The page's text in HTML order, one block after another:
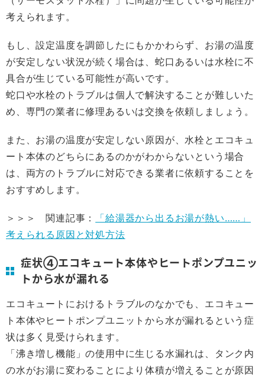
考えられます。
もし、設定温度を調節したにもかかわらず、お湯の温度
が安定しない状況が続く場合は、蛇口あるいは水栓に不
具合が生じている可能性が高いです。
蛇口や水栓のトラブルは個人で解決することが難しいた
め、専門の業者に修理あるいは交換を依頼しましょう。
また、お湯の温度が安定しない原因が、水栓とエコキュ
ート本体のどちらにあるのかがわからないという場合
は、両方のトラブルに対応できる業者に依頼することを
おすすめします。
＞＞＞ 関連記事：
「給湯器から出るお湯が熱い……」
考えられる原因と対処方法
症状④エコキュート本体やヒートポンプユニッ
トから水が漏れる
エコキュートにおけるトラブルのなかでも、エコキュー
ト本体やヒートポンプユニットから水が漏れるという症
状は多く見受けられます。
「沸き増し機能」の使用中に生じる水漏れは、タンク内
の水がお湯に変わることにより体積が増えることが原因